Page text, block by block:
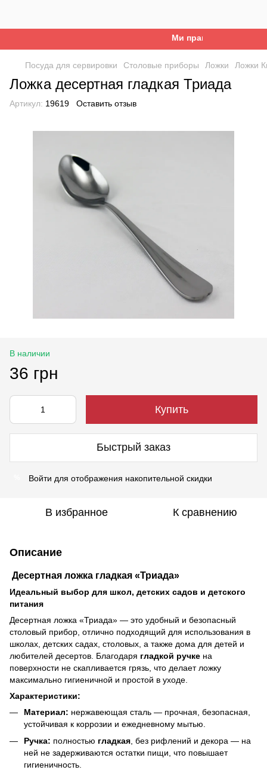
Ми працюємо. Все буде
Посуда для сервировки Столовые приборы Ложки Ложки
Ложка десертная гладкая Триада
Артикул: 19619 Оставить отзыв
В наличии
36 грн
Купить
Быстрый заказ
Войти для отображения накопительной скидки
В избранное К сравнению
Описание
Десертная ложка гладкая «Триада»
Идеальный выбор для школ, детских садов и детского
питания
Десертная ложка «Триада» — это удобный и безопасный
столовый прибор, отлично подходящий для использования в
школах, детских садах, столовых, а также дома для детей и
любителей десертов. Благодаря гладкой ручке на
поверхности не скапливается грязь, что делает ложку
максимально гигиеничной и простой в уходе.
Характеристики:
Материал: нержавеющая сталь — прочная, безопасная,
устойчивая к коррозии и ежедневному мытью.
Ручка: полностью гладкая , без рифлений и декора — на
ней не задерживаются остатки пищи, что повышает
гигиеничность.